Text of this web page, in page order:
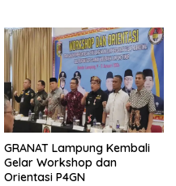
GRANAT Lampung Kembali
Gelar Workshop dan
Orientasi P4GN